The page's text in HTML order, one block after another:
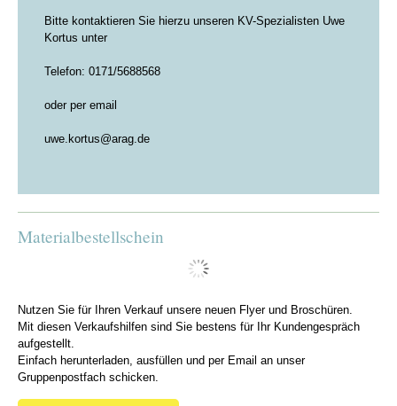
Bitte kontaktieren Sie hierzu unseren KV-Spezialisten Uwe
Kortus unter
Telefon: 0171/5688568
oder per email
uwe.kortus@arag.de
Materialbestellschein
Nutzen Sie für Ihren Verkauf unsere neuen Flyer und Broschüren.
Mit diesen Verkaufshilfen sind Sie bestens für Ihr Kundengespräch
aufgestellt.
Einfach herunterladen, ausfüllen und per Email an unser
Gruppenpostfach schicken.